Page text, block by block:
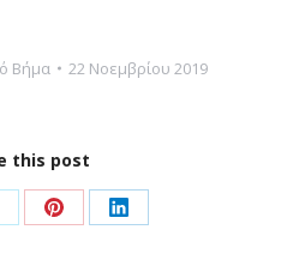
Βήμα 22 Νοεμβρίου 2019
this post
Share Share